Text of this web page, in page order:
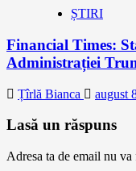
ȘTIRI
Financial Times:
Administrației
Țîrlă Bianca august
Lasă un răspuns
Adresa ta de email nu